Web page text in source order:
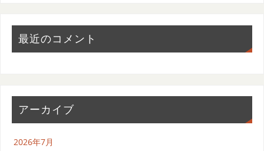
最近のコメント
アーカイブ
2026年7月